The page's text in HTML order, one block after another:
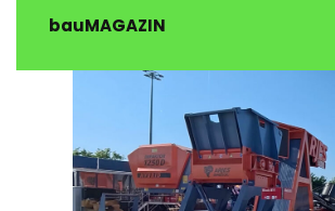
bauMAGAZIN